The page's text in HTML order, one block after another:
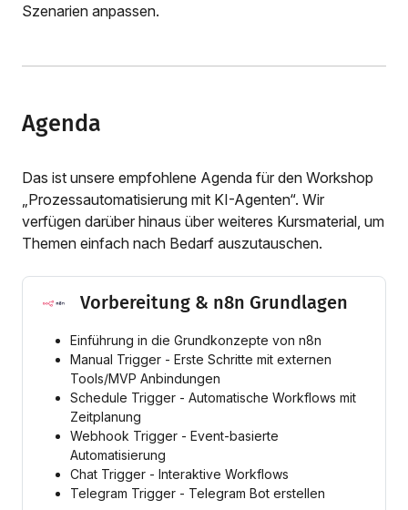
Szenarien anpassen.
Agenda
Das ist unsere empfohlene Agenda für den Workshop
„Prozessautomatisierung mit KI-Agenten“. Wir
verfügen darüber hinaus über weiteres Kursmaterial, um
Themen einfach nach Bedarf auszutauschen.
Vorbereitung & n8n Grundlagen
Einführung in die Grundkonzepte von n8n
Manual Trigger - Erste Schritte mit externen
Tools/MVP Anbindungen
Schedule Trigger - Automatische Workflows mit
Zeitplanung
Webhook Trigger - Event-basierte
Automatisierung
Chat Trigger - Interaktive Workflows
Telegram Trigger - Telegram Bot erstellen